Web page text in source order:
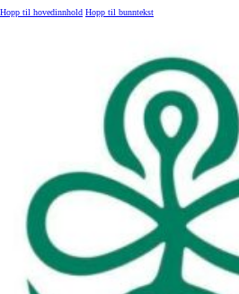
Hopp til hovedinnhold Hopp til bunntekst